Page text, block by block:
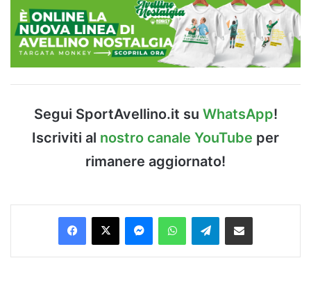
Segui SportAvellino.it su WhatsApp!
Iscriviti al nostro canale YouTube per
rimanere aggiornato!
Facebook
X MessengerWhatsAppTelegramCondividi via Email